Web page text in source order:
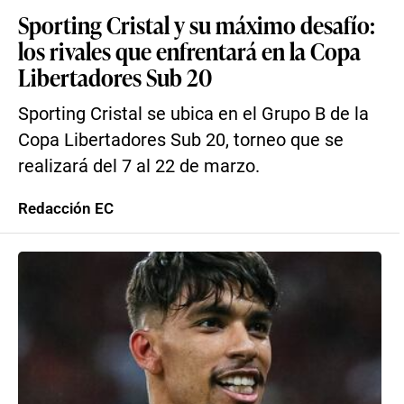
Sporting Cristal y su máximo desafío:
los rivales que enfrentará en la Copa
Libertadores Sub 20
Sporting Cristal se ubica en el Grupo B de la
Copa Libertadores Sub 20, torneo que se
realizará del 7 al 22 de marzo.
Redacción EC